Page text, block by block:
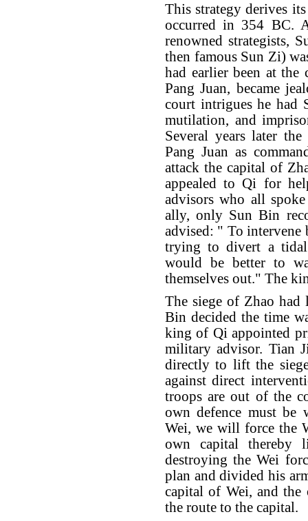
This strategy derives
occurred in 354 BC.
renowned strategists,
then famous Sun Zi)
had earlier been at
Pang Juan, became
court intrigues he had
mutilation, and
Several years later
Pang Juan as
attack the capital of
appealed to Qi for
advisors who all
ally, only Sun Bin
advised: " To intervene
trying to divert a
would be better to
themselves out." The
The siege of Zhao had
Bin decided the time
king of Qi appointed
military advisor. Tian
directly to lift the
against direct
troops are out of the
own defence must be
Wei, we will force the
own capital thereby
destroying the Wei
plan and divided his
capital of Wei, and the
the route to the capital.